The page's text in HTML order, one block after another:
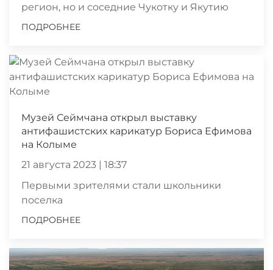
регион, но и соседние Чукотку и Якутию
ПОДРОБНЕЕ
Музей Сеймчана открыл выставку
антифашистских карикатур Бориса Ефимова
на Колыме
21 августа 2023 | 18:37
Первыми зрителями стали школьники
поселка
ПОДРОБНЕЕ